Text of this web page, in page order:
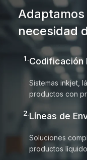
necesidad
1.Codificación
Sistemas inkjet,
productos con
2.Líneas de
Soluciones
productos